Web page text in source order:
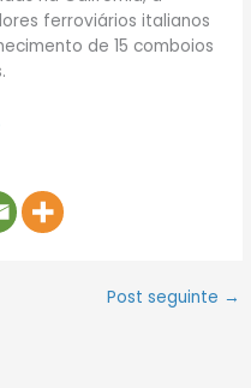
ferroviários italianos
de 15 comboios
Post seguinte →